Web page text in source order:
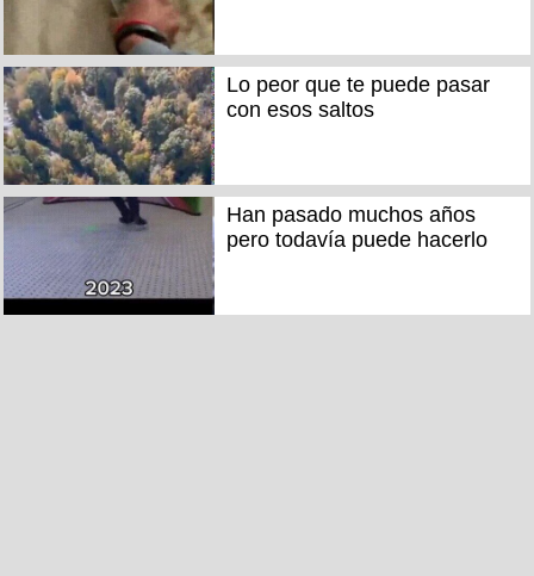
Lo peor que te puede pasar
con esos saltos
Han pasado muchos años
pero todavía puede hacerlo